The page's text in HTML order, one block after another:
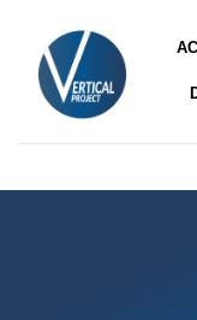
contenu